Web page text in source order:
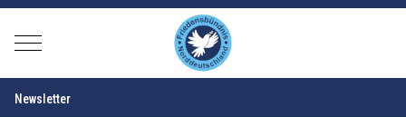
Mobile Menu Toggle
Newsletter